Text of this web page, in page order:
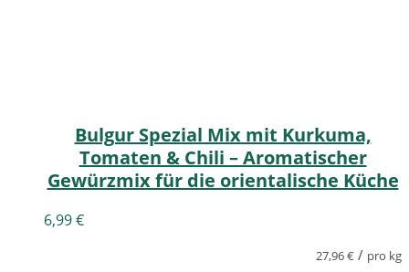
Bulgur Spezial Mix mit Kurkuma,
Tomaten & Chili – Aromatischer
Gewürzmix für die orientalische Küche
6,99€
27,96€ / pro kg